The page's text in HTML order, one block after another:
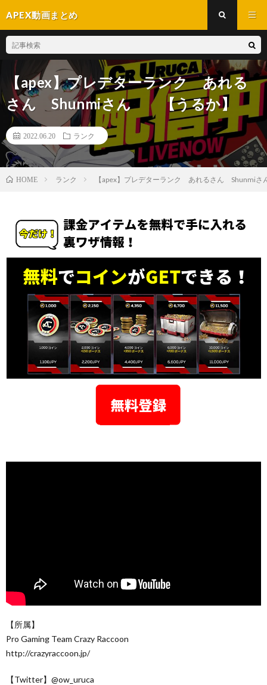
APEX動画まとめ
【apex】プレデターランク あれる
さん Shunmiさん 【うるか】
2022.06.20 ランク
HOME ランク 【apex】プレデターランク あれるさん Shunmi
【所属】
Pro Gaming Team Crazy Raccoon
http://crazyraccoon.jp/​
【Twitter】@ow_uruca